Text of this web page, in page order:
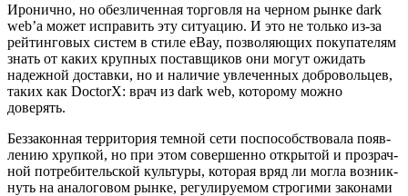
Иро­нич­но, но обез­ли­чен­ная тор­гов­ля на чер­ном рын­ке dark
web’а может испра­вить эту ситу­а­цию. И это не толь­ко из-за
рей­тин­го­вых систем в сти­ле eBay, поз­во­ля­ю­щих поку­па­те­лям
знать от каких круп­ных постав­щи­ков они могут ожи­дать
надеж­ной достав­ки, но и нали­чие увле­чен­ных доб­ро­воль­цев,
таких как DoctorX: врач из dark web, кото­ро­му мож­но
доверять.
Без­за­кон­ная тер­ри­то­рия тем­ной сети поспо­соб­ство­ва­ла появ­
ле­нию хруп­кой, но при этом совер­шен­но откры­той и про­зрач­
ной потре­би­тель­ской куль­ту­ры, кото­рая вряд ли мог­ла воз­ник­
нуть на ана­ло­го­вом рын­ке, регу­ли­ру­е­мом стро­ги­ми зако­на­ми